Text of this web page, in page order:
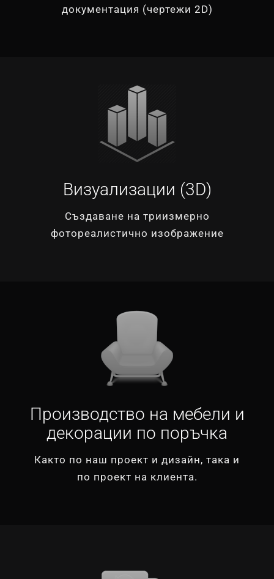
документация (чертежи 2D)
Визуализации (3D)
Създаване на триизмерно
фотореалистично изображение
Производство на мебели и
декорации по поръчка
Както по наш проект и дизайн, така и
по проект на клиента.